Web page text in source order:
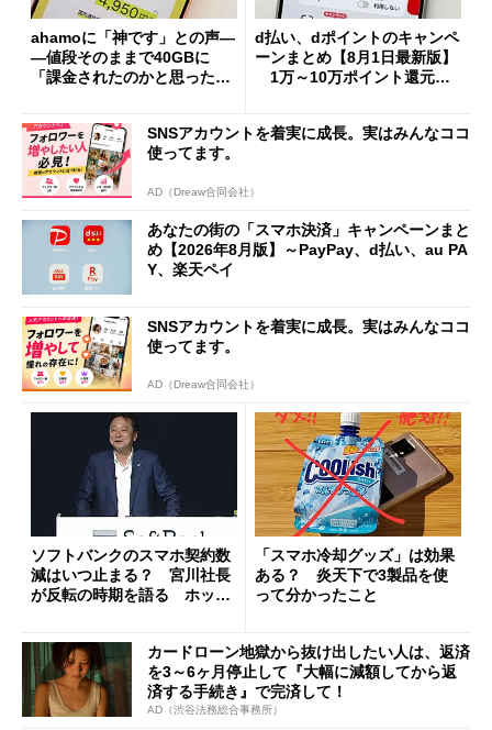
ahamoに「神です」との声―
―値段そのままで40GBに
「課金されたのかと思った」
d払い、dポイントのキャンペ
ーンまとめ【8月1日最新版】
1万～10万ポイント還元の
SNSアカウントを着実に成長。実はみんなココ
使ってます。
AD（Dreaw合同会社）
あなたの街の「スマホ決済」キャンペーンまと
め【2026年8月版】～PayPay、d払い、au PA
Y、楽天ペイ
SNSアカウントを着実に成長。実はみんなココ
使ってます。
AD（Dreaw合同会社）
ソフトバンクのスマホ契約数
減はいつ止まる？ 宮川社長
が反転の時期を語る ホッピ
「スマホ冷却グッズ」は効果
ある？ 炎天下で3製品を使
って分かったこと
カードローン地獄から抜け出したい人は、返済
を3～6ヶ月停止して『大幅に減額してから返
済する手続き』で完済して！
AD（渋谷法務総合事務所）